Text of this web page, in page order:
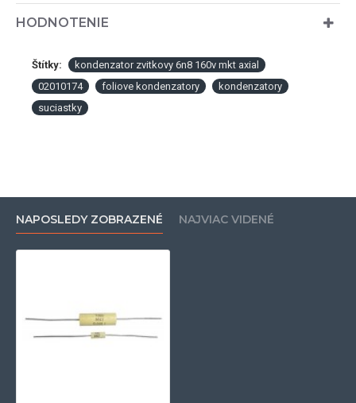
HODNOTENIE
Štítky:
kondenzator zvitkovy 6n8 160v mkt axial
02010174
foliove kondenzatory
kondenzatory
suciastky
NAPOSLEDY ZOBRAZENÉ NAJVIAC VIDENÉ